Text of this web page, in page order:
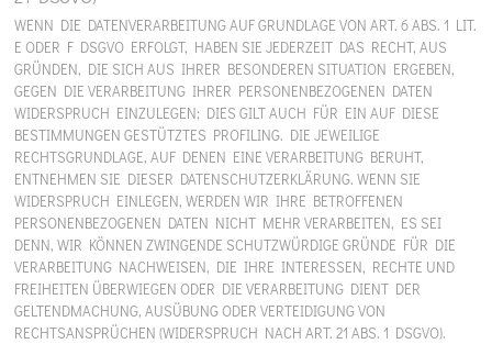
WENN DIE DATENVERARBEITUNG AUF GRUNDLAGE VON ART. 6 ABS. 1 LIT.
E ODER F DSGVO ERFOLGT, HABEN SIE JEDERZEIT DAS RECHT, AUS
GRÜNDEN, DIE SICH AUS IHRER BESONDEREN SITUATION ERGEBEN,
GEGEN DIE VERARBEITUNG IHRER PERSONENBEZOGENEN DATEN
WIDERSPRUCH EINZULEGEN; DIES GILT AUCH FÜR EIN AUF DIESE
BESTIMMUNGEN GESTÜTZTES PROFILING. DIE JEWEILIGE
RECHTSGRUNDLAGE, AUF DENEN EINE VERARBEITUNG BERUHT,
ENTNEHMEN SIE DIESER DATENSCHUTZERKLÄRUNG. WENN SIE
WIDERSPRUCH EINLEGEN, WERDEN WIR IHRE BETROFFENEN
PERSONENBEZOGENEN DATEN NICHT MEHR VERARBEITEN, ES SEI
DENN, WIR KÖNNEN ZWINGENDE SCHUTZWÜRDIGE GRÜNDE FÜR DIE
VERARBEITUNG NACHWEISEN, DIE IHRE INTERESSEN, RECHTE UND
FREIHEITEN ÜBERWIEGEN ODER DIE VERARBEITUNG DIENT DER
GELTENDMACHUNG, AUSÜBUNG ODER VERTEIDIGUNG VON
RECHTSANSPRÜCHEN (WIDERSPRUCH NACH ART. 21 ABS. 1 DSGVO).